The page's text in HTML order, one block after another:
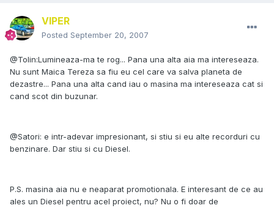
VIPER
Posted September 20, 2007
@Tolin:Lumineaza-ma te rog... Pana una alta aia ma intereseaza.
Nu sunt Maica Tereza sa fiu eu cel care va salva planeta de
dezastre... Pana una alta cand iau o masina ma intereseaza cat si
cand scot din buzunar.
@Satori: e intr-adevar impresionant, si stiu si eu alte recorduri cu
benzinare. Dar stiu si cu Diesel.
P.S. masina aia nu e neaparat promotionala. E interesant de ce au
ales un Diesel pentru acel proiect, nu? Nu o fi doar de